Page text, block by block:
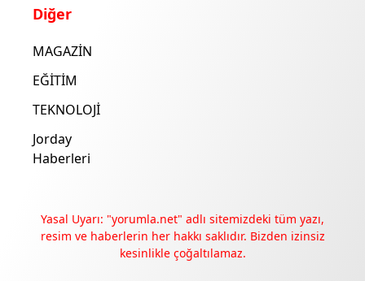
Diğer
MAGAZİN
EĞİTİM
TEKNOLOJİ
Jorday
Haberleri
Yasal Uyarı: "yorumla.net" adlı sitemizdeki tüm yazı,
resim ve haberlerin her hakkı saklıdır. Bizden izinsiz
kesinlikle çoğaltılamaz.